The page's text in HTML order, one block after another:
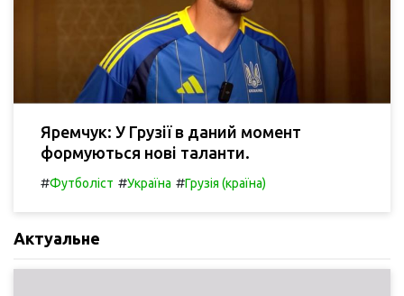
Яремчук: У Грузії в даний момент
формуються нові таланти.
#Футболіст #Україна #Грузія (країна)
Актуальне